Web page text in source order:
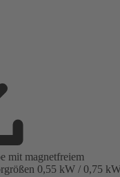
mit magnetfreiem
0,55 kW / 0,75